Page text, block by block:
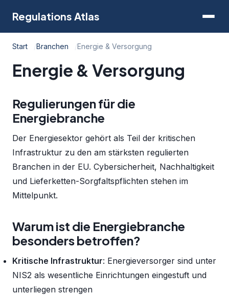
Regulations Atlas
Start Branchen Energie & Versorgung
Energie & Versorgung
Regulierungen für die
Energiebranche
Der Energiesektor gehört als Teil der kritischen
Infrastruktur zu den am stärksten regulierten
Branchen in der EU. Cybersicherheit, Nachhaltigkeit
und Lieferketten-Sorgfaltspflichten stehen im
Mittelpunkt.
Warum ist die Energiebranche
besonders betroffen?
Kritische Infrastruktur: Energieversorger sind unter
NIS2 als wesentliche Einrichtungen eingestuft und
unterliegen strengen